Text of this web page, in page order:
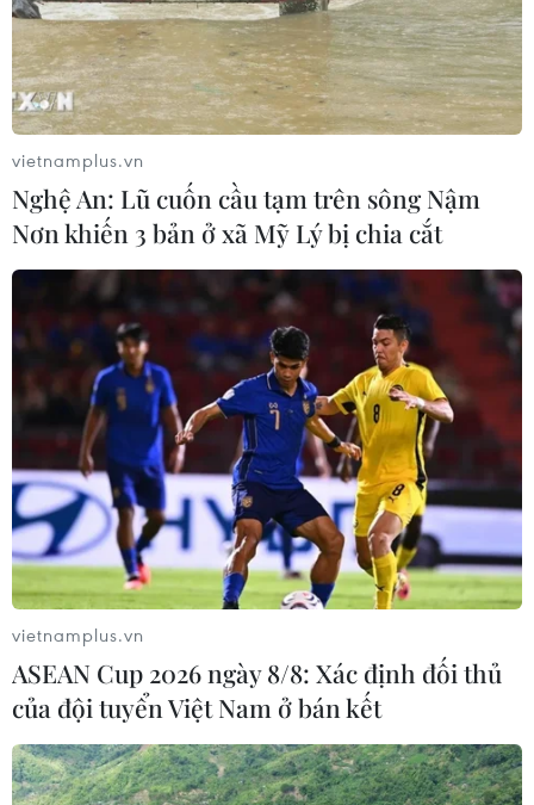
gió ở bề mặt chính là điều kiện tổ hợp để xuất hiện tình
trạng sương mù như sáng nay.
vietnamplus.vn
Nghệ An: Lũ cuốn cầu tạm trên sông Nậm
Nơn khiến 3 bản ở xã Mỹ Lý bị chia cắt
vietnamplus.vn
ASEAN Cup 2026 ngày 8/8: Xác định đối thủ
của đội tuyển Việt Nam ở bán kết